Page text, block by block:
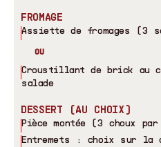
FROMAGE
Assiette de fromages (3
OU
Croustillant de brick au
salade
DESSERT (AU CHOIX)
Pièce montée (3 choux par
Entremets : choix sur la